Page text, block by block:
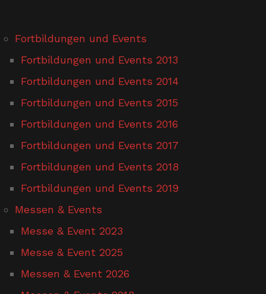
Fortbildungen und Events
Fortbildungen und Events 2013
Fortbildungen und Events 2014
Fortbildungen und Events 2015
Fortbildungen und Events 2016
Fortbildungen und Events 2017
Fortbildungen und Events 2018
Fortbildungen und Events 2019
Messen & Events
Messe & Event 2023
Messe & Event 2025
Messen & Event 2026